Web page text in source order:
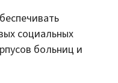
социальных
больниц и